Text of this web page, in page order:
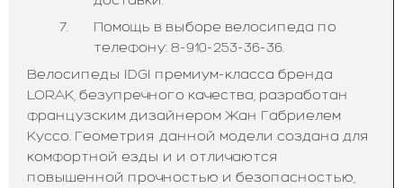
Помощь в выборе велосипеда по
телефону: 8-910-253-36-36.
Велосипеды IDGI премиум-класса бренда
LORAK, безупречного качества, разработан
французским дизайнером Жан Габриелем
Куссо. Геометрия данной модели создана для
комфортной езды и и отличаются
повышенной прочностью и безопасностью,